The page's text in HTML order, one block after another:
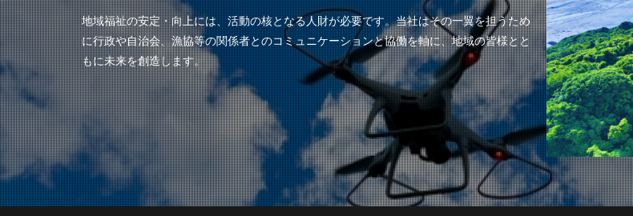
地域福祉の安定・向上には、活動の核となる人財が必要です。当社はその一翼を担うため
に行政や自治会、漁協等の関係者とのコミュニケーションと協働を軸に、地域の皆様とと
もに未来を創造します。